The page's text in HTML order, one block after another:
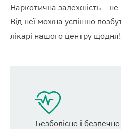
Наркотична залежність –
Від неї можна успішно
лікарі нашого центру щодня!
Безболісне і безпечне